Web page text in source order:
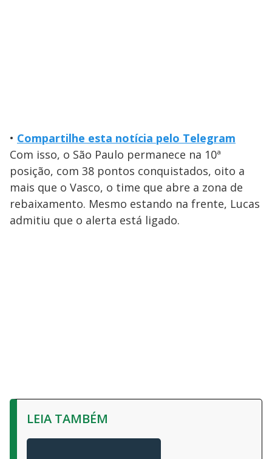
• Compartilhe esta notícia pelo Telegram
Com isso, o São Paulo permanece na 10ª
posição, com 38 pontos conquistados, oito a
mais que o Vasco, o time que abre a zona de
rebaixamento. Mesmo estando na frente, Lucas
admitiu que o alerta está ligado.
LEIA TAMBÉM